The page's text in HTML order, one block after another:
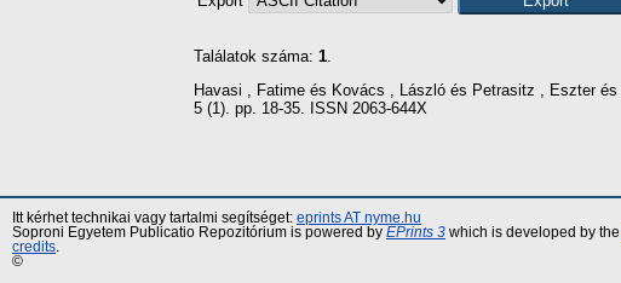
Találatok száma: 1.
Havasi , Fatime és Kovács , László és Petrasitz , Eszterés
5 (1). pp. 18-35. ISSN 2063-644X
Itt kérhet technikai vagy tartalmi segítséget: eprints AT nyme.hu
Soproni Egyetem Publicatio Repozitórium is powered by EPrints 3 which is developed by the
credits
©